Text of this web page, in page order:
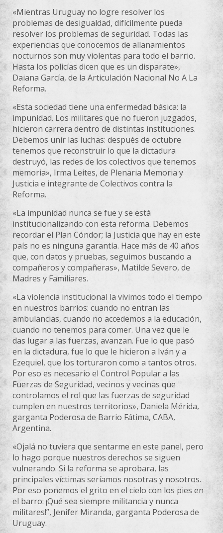
«Mientras Uruguay no logre resolver los
problemas de desigualdad, difícilmente pueda
resolver los problemas de seguridad. Todas las
experiencias que conocemos de allanamientos
nocturnos son muy violentas para todo el barrio.
Hasta los policías dicen que es un disparate»,
Daiana García, de la Articulación Nacional No A La
Reforma.
«Esta sociedad tiene una enfermedad básica: la
impunidad. Los militares que no fueron juzgados,
hicieron carrera dentro de distintas instituciones.
Debemos unir las luchas: después de octubre
tenemos que reconstruir lo que la dictadura
destruyó, las redes de los colectivos que tenemos
memoria», Irma Leites, de Plenaria Memoria y
Justicia e integrante de Colectivos contra la
Reforma.
«La impunidad nunca se fue y se está
institucionalizando con esta reforma. Debemos
recordar el Plan Cóndor; la Justicia que hay en este
país no es ninguna garantía. Hace más de 40 años
que, con datos y pruebas, seguimos buscando a
compañeros y compañeras», Matilde Severo, de
Madres y Familiares.
«La violencia institucional la vivimos todo el tiempo
en nuestros barrios: cuando no entran las
ambulancias, cuando no accedemos a la educación,
cuando no tenemos para comer. Una vez que le
das lugar a las fuerzas, avanzan. Fue lo que pasó
en la dictadura, fue lo que le hicieron a Iván y a
Ezequiel, que los torturaron como a tantos otros.
Por eso es necesario el Control Popular a las
Fuerzas de Seguridad, vecinos y vecinas que
controlamos el rol que las fuerzas de seguridad
cumplen en nuestros territorios», Daniela Mérida,
garganta Poderosa de Barrio Fátima, CABA,
Argentina.
«Ojalá no tuviera que sentarme en este panel, pero
lo hago porque nuestros derechos se siguen
vulnerando. Si la reforma se aprobara, las
principales víctimas seríamos nosotras y nosotros.
Por eso ponemos el grito en el cielo con los pies en
el barro: ¡Qué sea siempre militancia y nunca
militares!”, Jenifer Miranda, garganta Poderosa de
Uruguay.